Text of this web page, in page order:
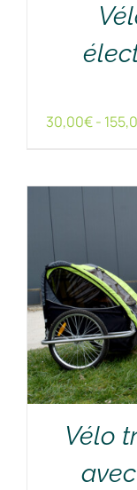
30,00€-
Vélo